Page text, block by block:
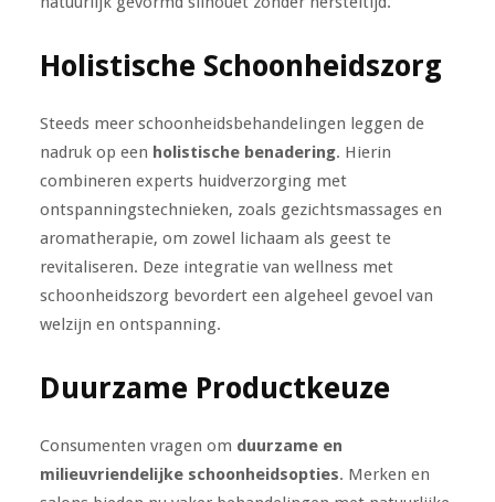
Holistische Schoonheidszorg
Steeds meer schoonheidsbehandelingen leggen de
nadruk op een holistische benadering. Hierin
combineren experts huidverzorging met
ontspanningstechnieken, zoals gezichtsmassages en
aromatherapie, om zowel lichaam als geest te
revitaliseren. Deze integratie van wellness met
schoonheidszorg bevordert een algeheel gevoel van
welzijn en ontspanning.
Duurzame Productkeuze
Consumenten vragen om duurzame en
milieuvriendelijke schoonheidsopties. Merken en